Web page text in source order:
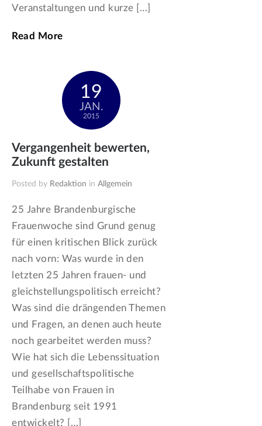
Veranstaltungen und kurze […]
Read More
19
JAN.
2015
Vergangenheit bewerten,
Zukunft gestalten
Posted by Redaktion in Allgemein
25 Jahre Brandenburgische
Frauenwoche sind Grund genug
für einen kritischen Blick zurück
nach vorn: Was wurde in den
letzten 25 Jahren frauen- und
gleichstellungspolitisch erreicht?
Was sind die drängenden Themen
und Fragen, an denen auch heute
noch gearbeitet werden muss?
Wie hat sich die Lebenssituation
und gesellschaftspolitische
Teilhabe von Frauen in
Brandenburg seit 1991
entwickelt? […]